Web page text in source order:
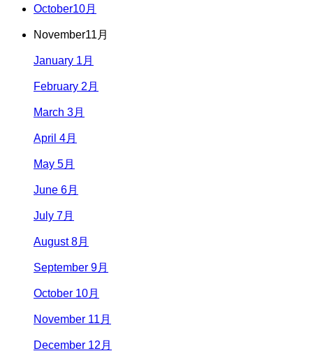
October10月
November11月
January 1月
February 2月
March 3月
April 4月
May 5月
June 6月
July 7月
August 8月
September 9月
October 10月
November 11月
December 12月